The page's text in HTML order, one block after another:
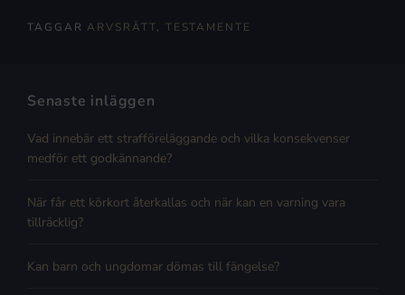
TAGGAR ARVSRÄTT, TESTAMENTE
Senaste inläggen
Vad innebär ett strafföreläggande och vilka konsekvenser
medför ett godkännande?
När får ett körkort återkallas och när kan en varning vara
tillräcklig?
Kan barn och ungdomar dömas till fängelse?